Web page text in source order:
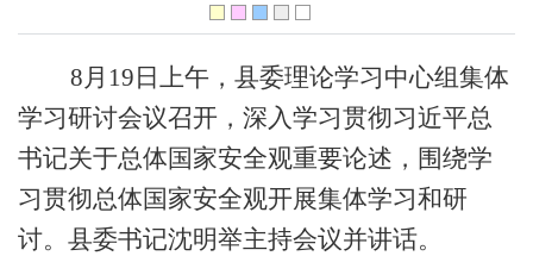
8月19日上午，县委理论学习中心组集体
学习研讨会议召开，深入学习贯彻习近平总
书记关于总体国家安全观重要论述，围绕学
习贯彻总体国家安全观开展集体学习和研
讨。县委书记沈明举主持会议并讲话。